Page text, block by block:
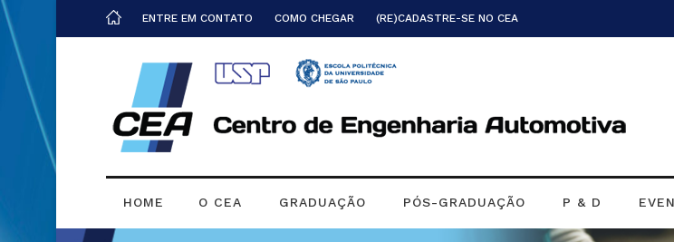
ENTRE EM CONTATO COMO CHEGAR (RE)CADASTRE-SE NO CEA
HOME O CEA GRADUAÇÃO PÓS-GRADUAÇÃO P & D